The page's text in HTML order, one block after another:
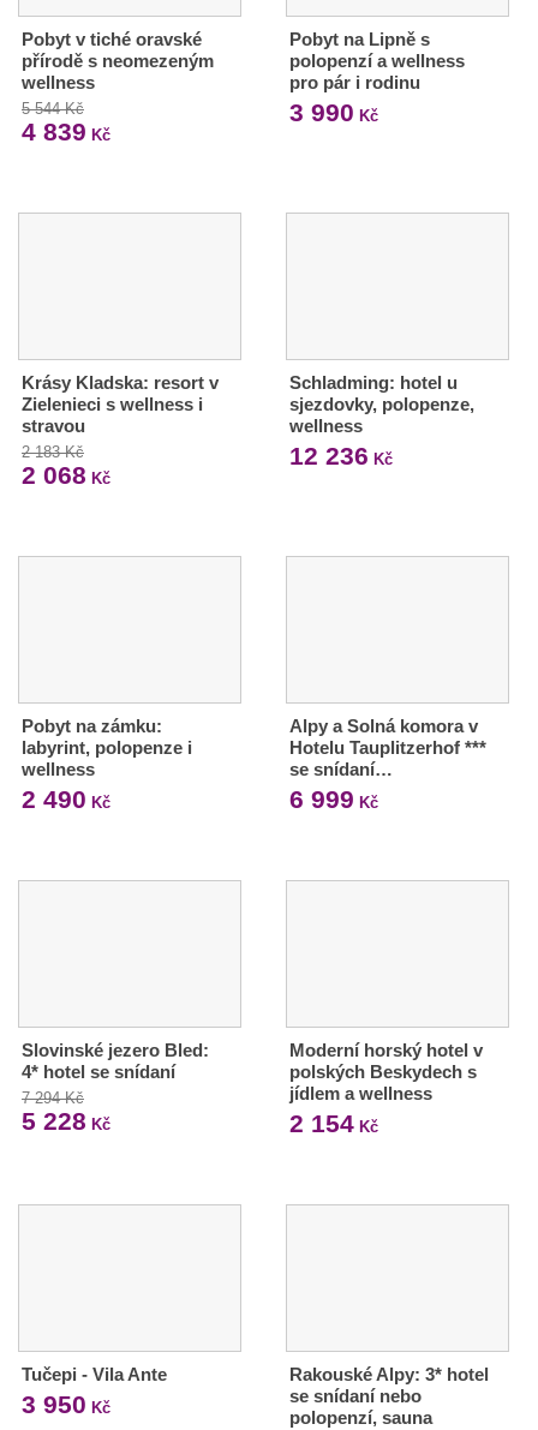
Pobyt v tiché oravské
přírodě s neomezeným
wellness
5 544 Kč
4 839 Kč
Pobyt na Lipně s
polopenzí a wellness
pro pár i rodinu
3 990 Kč
Krásy Kladska: resort v
Zielenieci s wellness i
stravou
2 183 Kč
2 068 Kč
Schladming: hotel u
sjezdovky, polopenze,
wellness
12 236 Kč
Pobyt na zámku:
labyrint, polopenze i
wellness
2 490 Kč
Alpy a Solná komora v
Hotelu Tauplitzerhof ***
se snídaní…
6 999 Kč
Slovinské jezero Bled:
4* hotel se snídaní
7 294 Kč
5 228 Kč
Moderní horský hotel v
polských Beskydech s
jídlem a wellness
2 154Kč
Tučepi - Vila Ante
3 950 Kč
Rakouské Alpy: 3* hotel
se snídaní nebo
polopenzí, sauna